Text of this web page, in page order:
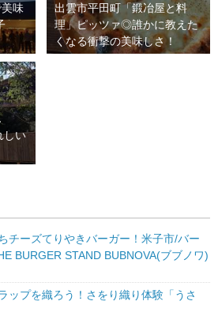
味
出雲市平田町「鍛冶屋と料
理」ピッツァ◎誰かに教えた
くなる衝撃の美味しさ！
しい
チーズてりやきバーガー！米子市/バー
BURGER STAND BUBNOVA(ブブノワ)
ップを織ろう！さをり織り体験「うさ